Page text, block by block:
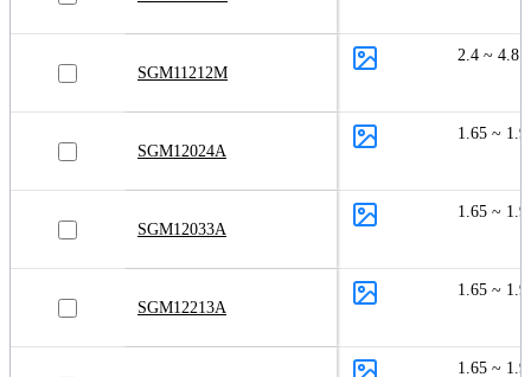
SGM11212M
2.4 ~ 4.8
SGM12024A
1.65 ~
SGM12033A
1.65 ~
SGM12213A
1.65 ~
1.65 ~